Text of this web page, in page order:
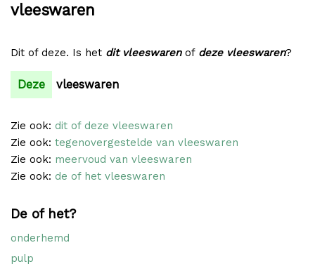
vleeswaren
Dit of deze. Is het dit vleeswarenof deze vleeswaren?
Deze vleeswaren
Zie ook: dit of deze vleeswaren
Zie ook: tegenovergestelde van vleeswaren
Zie ook: meervoud van vleeswaren
Zie ook: de of het vleeswaren
De of het?
onderhemd
pulp